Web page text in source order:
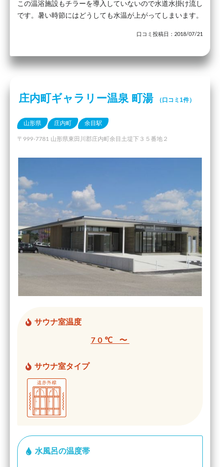
この温浴施設もチラーを導入していないので水道水掛け流し
です。暑い時節にはどうしても水温が上がってしまいます。
口コミ投稿日：2018/07/21
庄内町ギャラリー温泉 町湯 （口コミ1件）
山形県 庄内町 余目駅
〒999-7781 山形県東田川郡庄内町余目土堤下３５番地２
サウナ室温度
70℃ 〜
サウナ室タイプ
水風呂の温度帯